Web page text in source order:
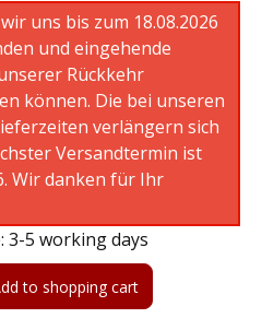
uns bis zum 18.08.2026
und eingehende
Rückkehr
können. Die bei unseren
verlängern sich
Versandtermin ist
Wir danken für Ihr
3-5 working days
amount or use the buttons
to shopping cart